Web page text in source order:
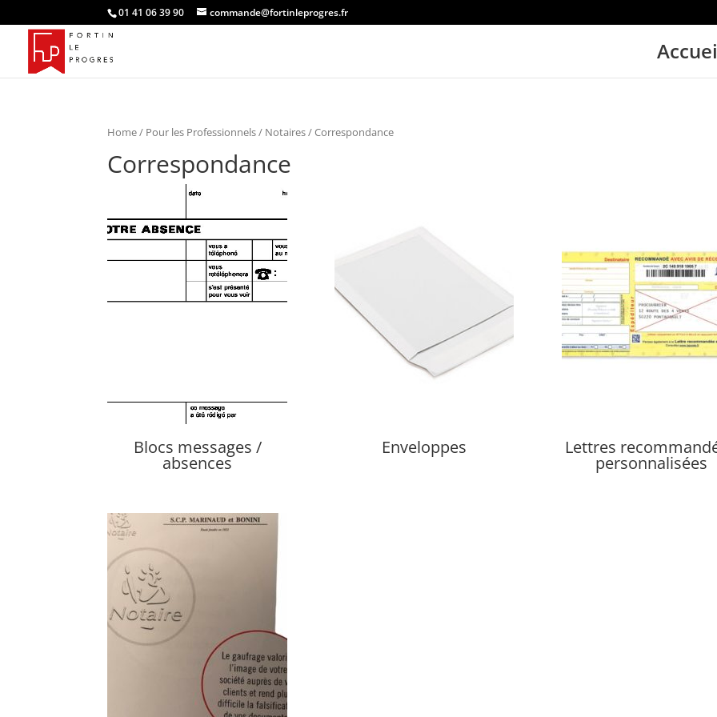
01 41 06 39 90 commande@fortinleprogres.fr
Home/ Pour les Professionnels/ Notaires/ Correspondance
Correspondance
Blocs messages /
absences
Enveloppes Lettres
personnalisées